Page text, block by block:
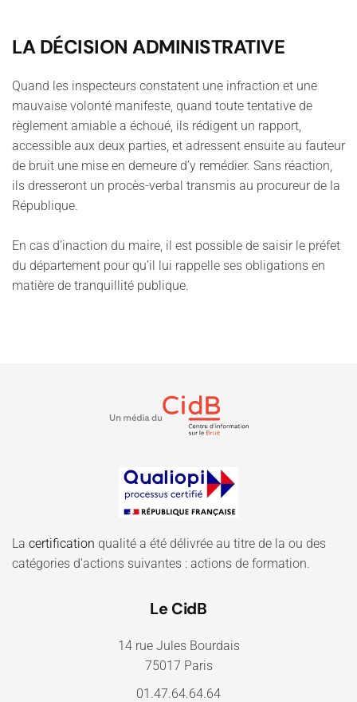
LA DÉCISION ADMINISTRATIVE
Quand les inspecteurs constatent une infraction et une
mauvaise volonté manifeste, quand toute tentative de
règlement amiable a échoué, ils rédigent un rapport,
accessible aux deux parties, et adressent ensuite au fauteur
de bruit une mise en demeure d’y remédier. Sans réaction,
ils dresseront un procès-verbal transmis au procureur de la
République.
En cas d’inaction du maire, il est possible de saisir le préfet
du département pour qu’il lui rappelle ses obligations en
matière de tranquillité publique.
La certification qualité a été délivrée au titre de la ou des
catégories d'actions suivantes : actions de formation.
Le CidB
14 rue Jules Bourdais
75017 Paris
01.47.64.64.64